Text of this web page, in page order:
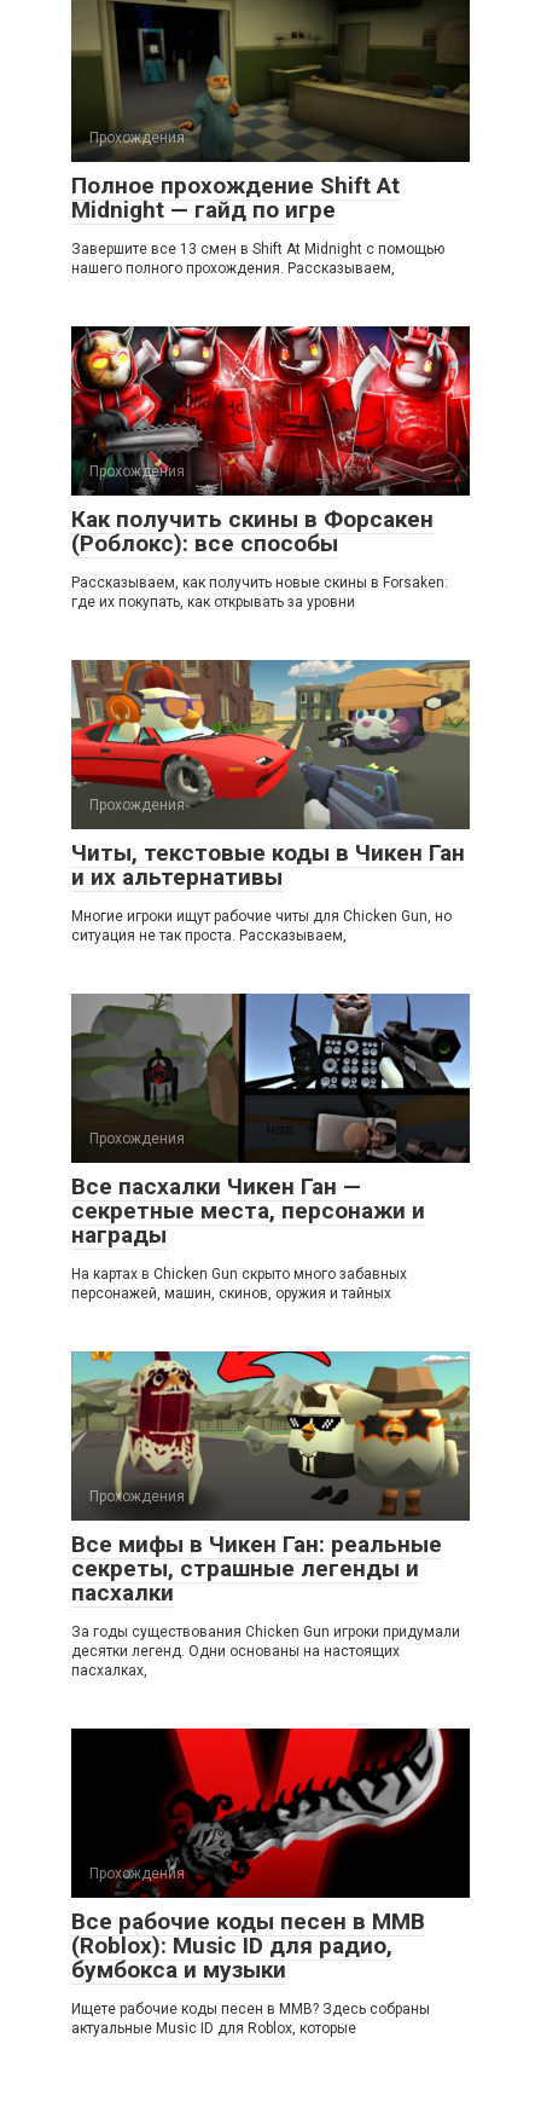
Прохождения
Полное прохождение Shift At
Midnight — гайд по игре
Завершите все 13 смен в Shift At Midnight с помощью
нашего полного прохождения. Рассказываем,
Прохождения
Как получить скины в Форсакен
(Роблокс): все способы
Рассказываем, как получить новые скины в Forsaken:
где их покупать, как открывать за уровни
Прохождения
Читы, текстовые коды в Чикен Ган
и их альтернативы
Многие игроки ищут рабочие читы для Chicken Gun, но
ситуация не так проста. Рассказываем,
Прохождения
Все пасхалки Чикен Ган —
секретные места, персонажи и
награды
На картах в Chicken Gun скрыто много забавных
персонажей, машин, скинов, оружия и тайных
Прохождения
Все мифы в Чикен Ган: реальные
секреты, страшные легенды и
пасхалки
За годы существования Chicken Gun игроки придумали
десятки легенд. Одни основаны на настоящих
пасхалках,
Прохождения
Все рабочие коды песен в ММВ
(Roblox): Music ID для радио,
бумбокса и музыки
Ищете рабочие коды песен в ММВ? Здесь собраны
актуальные Music ID для Roblox, которые